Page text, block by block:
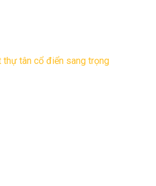
thự tân cổ điển sang trọng